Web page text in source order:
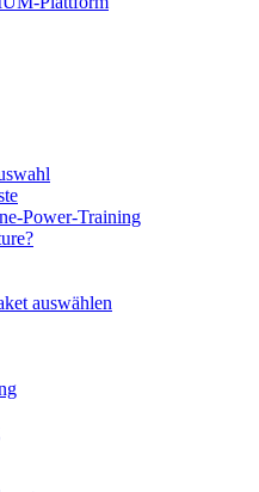
Power-Training
auswählen